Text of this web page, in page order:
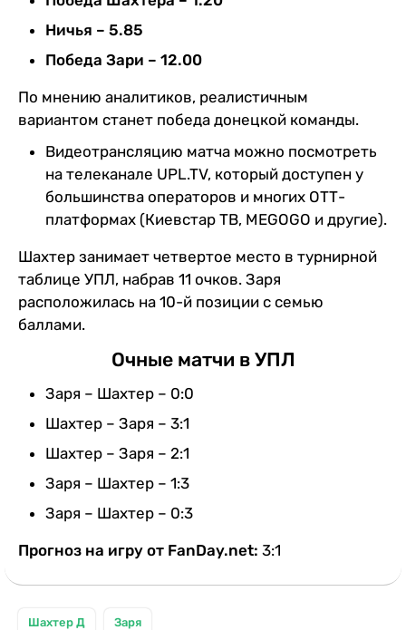
Ничья – 5.85
Победа Зари – 12.00
По мнению аналитиков, реалистичным
вариантом станет победа донецкой команды.
Видеотрансляцию матча можно посмотреть
на телеканале UPL.TV, который доступен у
большинства операторов и многих ОТТ-
платформах (Киевстар ТВ, MEGOGO и другие).
Шахтер занимает четвертое место в турнирной
таблице УПЛ, набрав 11 очков. Заря
расположилась на 10-й позиции с семью
баллами.
Очные матчи в УПЛ
Заря – Шахтер – 0:0
Шахтер – Заря – 3:1
Шахтер – Заря – 2:1
Заря – Шахтер – 1:3
Заря – Шахтер – 0:3
Прогноз на игру от FanDay.net: 3:1
Шахтер Д Заря